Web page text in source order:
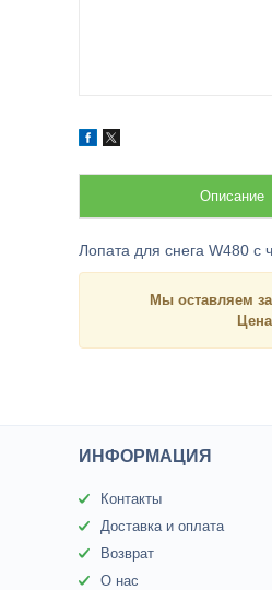
Описание
Лопата для снега W480 с
Мы оставляем
ИНФОРМАЦИЯ
Контакты
Доставка и оплата
Возврат
О нас